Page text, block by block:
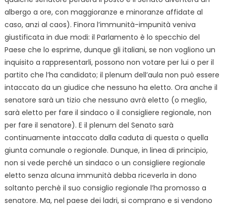
albergo a ore, con maggioranze e minoranze affidate al
caso, anzi al caos). Finora l’immunità-impunità veniva
giustificata in due modi: il Parlamento è lo specchio del
Paese che lo esprime, dunque gli italiani, se non vogliono un
inquisito a rappresentarli, possono non votare per lui o per il
partito che l’ha candidato; il plenum dell’aula non può essere
intaccato da un giudice che nessuno ha eletto. Ora anche il
senatore sarà un tizio che nessuno avrà eletto (o meglio,
sarà eletto per fare il sindaco o il consigliere regionale, non
per fare il senatore). E il plenum del Senato sarà
continuamente intaccato dalla caduta di questa o quella
giunta comunale o regionale. Dunque, in linea di principio,
non si vede perché un sindaco o un consigliere regionale
eletto senza alcuna immunità debba riceverla in dono
soltanto perchè il suo consiglio regionale l’ha promosso a
senatore. Ma, nel paese dei ladri, si comprano e si vendono